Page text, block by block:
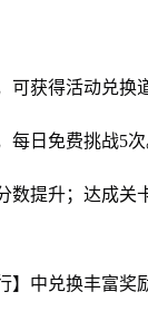
获得活动兑换
日免费挑战5次
数提升；达成关
中兑换丰富奖